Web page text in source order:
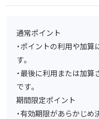
通常ポイント
・ポイントの利用や加算
す。
・最後に利用または加
です。
期間限定ポイント
・有効期限があらかじめ